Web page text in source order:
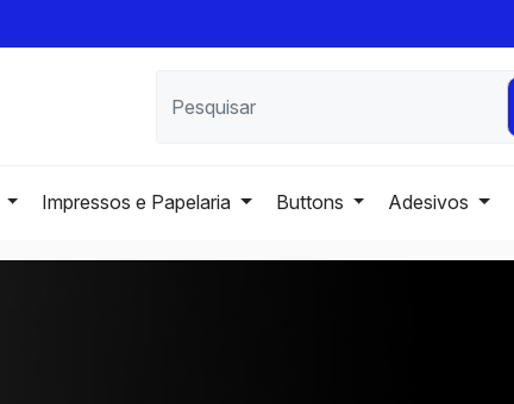
Impressos e Papelaria Buttons Adesivos